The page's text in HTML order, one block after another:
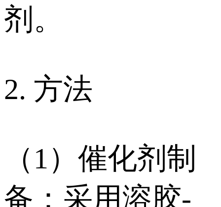
剂。
2. 方法
（1）催化剂制
备：采用溶胶-